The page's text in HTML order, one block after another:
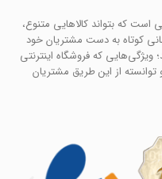
که بتواند کالاهایی متنوع،
کوتاه به دست مشتریان خود
که فروشگاه اینترنتی
از این طریق مشتریان